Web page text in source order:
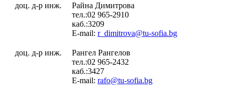
доц. д-р инж.
Райна Димитрова
тел.:02 965-2910
каб.:3209
E-mail: r_dimitrova@tu-sofia.bg
доц. д-р инж.
Рангел Рангелов
тел.:02 965-2432
каб.:3427
E-mail: rafo@tu-sofia.bg